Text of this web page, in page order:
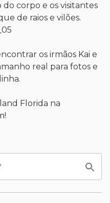
corpo e os visitantes
de raios e vilões.
os irmãos Kai e
real para fotos e
Florida na